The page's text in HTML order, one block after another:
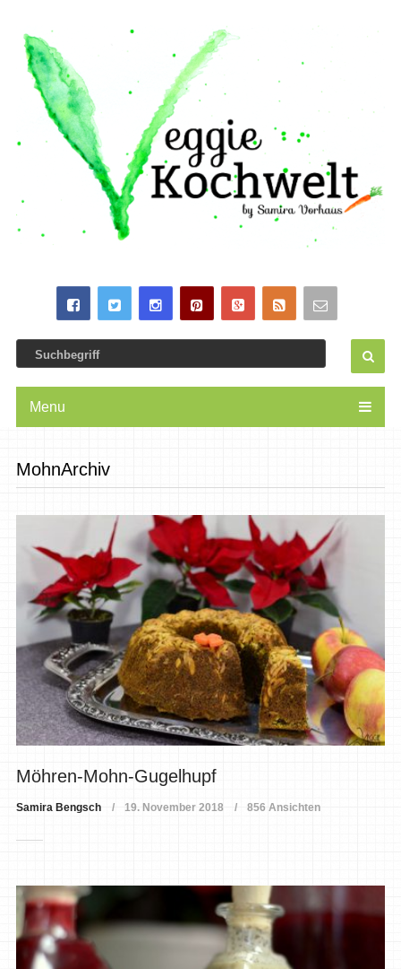
Menu
MohnArchiv
Möhren-Mohn-Gugelhupf
Samira Bengsch 19. November 2018 856 Ansichten